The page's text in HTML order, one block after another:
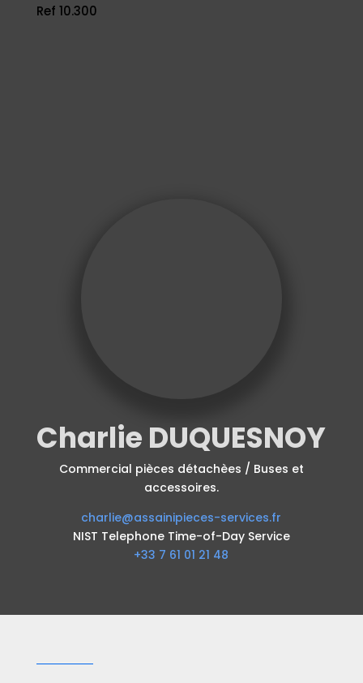
Ref 10.300
Charlie DUQUESNOY
Commercial pièces détachèes / Buses et
accessoires.
charlie@assainipieces-services.fr
NIST Telephone Time-of-Day Service
+33 7 61 01 21 48